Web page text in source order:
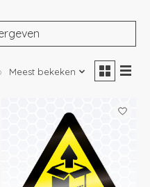
Meest bekeken